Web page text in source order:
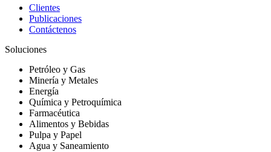
Clientes
Publicaciones
Contáctenos
Soluciones
Petróleo y Gas
Minería y Metales
Energía
Química y Petroquímica
Farmacéutica
Alimentos y Bebidas
Pulpa y Papel
Agua y Saneamiento